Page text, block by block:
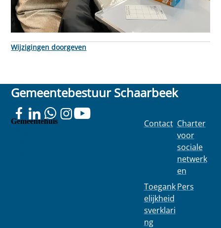
Wijzigingen doorgeven
Gemeentebestuur Schaarbeek
Gemeentehuis Contact
Toegank
elijkheid
sverklari
ng
Charter
voor
sociale
netwerk
en
Pers